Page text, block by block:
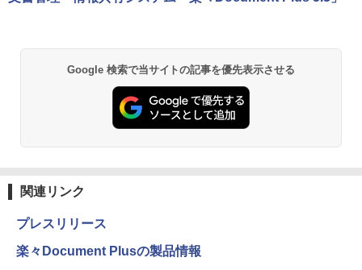
Google 検索で当サイトの記事を優先表示させる
関連リンク
プレスリリース
楽々Document Plusの製品情報